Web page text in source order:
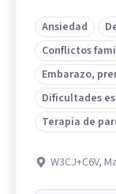
Ansiedad
Conflictos
Embarazo,
Dificultades
Terapia de
W3CJ+C6V,